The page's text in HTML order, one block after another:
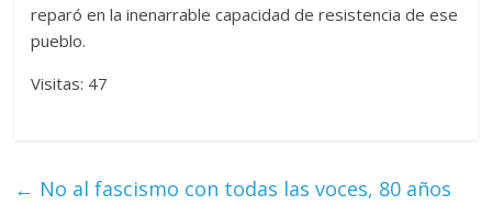
reparó en la inenarrable capacidad de resistencia de ese
pueblo.
Visitas: 47
← No al fascismo con todas las voces, 80 años